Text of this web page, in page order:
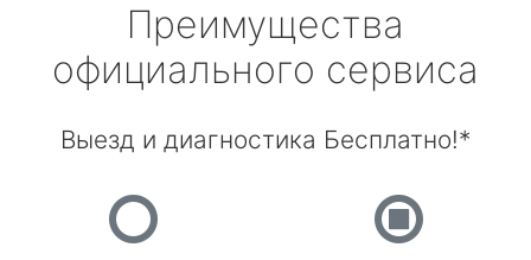
Преимущества
официального сервиса
Выезд и диагностика Бесплатно!*